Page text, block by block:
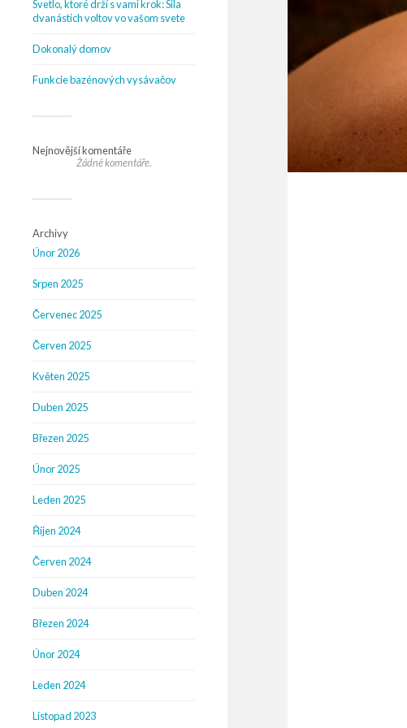
Svetlo, ktoré drží s vami krok: Sila
dvanástich voltov vo vašom svete
Dokonalý domov
Funkcie bazénových vysávačov
Nejnovější komentáře
Žádné komentáře.
Archivy
Únor 2026
Srpen 2025
Červenec 2025
Červen 2025
Květen 2025
Duben 2025
Březen 2025
Únor 2025
Leden 2025
Říjen 2024
Červen 2024
Duben 2024
Březen 2024
Únor 2024
Leden 2024
Listopad 2023